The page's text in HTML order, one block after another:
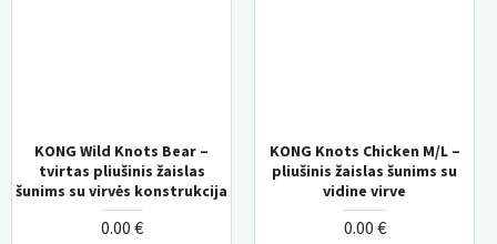
KONG Wild Knots Bear –
tvirtas pliušinis žaislas
šunims su virvės konstrukcija
0.00 €
KONG Knots Chicken M/L –
pliušinis žaislas šunims su
vidine virve
0.00 €